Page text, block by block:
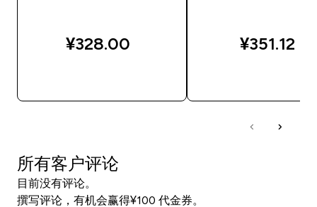
¥328.00‎ ¥351.12‎
所有客户评论
目前没有评论。
撰写评论，有机会赢得¥100 代金券。